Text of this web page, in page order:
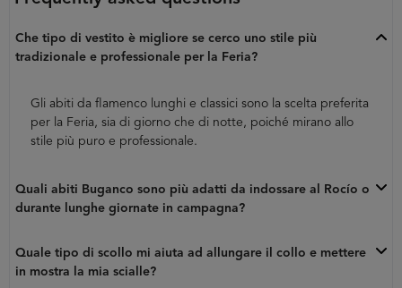
Che tipo di vestito è migliore se cerco uno stile più
tradizionale e professionale per la Feria?
Gli abiti da flamenco lunghi e classici sono la scelta preferita
per la Feria, sia di giorno che di notte, poiché mirano allo
stile più puro e professionale.
Quali abiti Buganco sono più adatti da indossare al Rocío o
durante lunghe giornate in campagna?
Quale tipo di scollo mi aiuta ad allungare il collo e mettere
in mostra la mia scialle?